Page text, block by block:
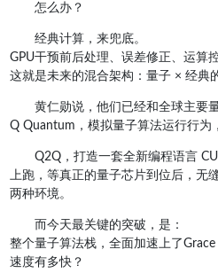
怎么办？
经典计算，来兜底。
GPU干预前后处理、误差修正、运算
这就是未来的混合架构：量子 × 经典
黄仁勋说，他们已经和全球主要
Q Quantum，模拟量子算法运行行为
Q2Q，打造一套全新编程语言
上跑，等真正的量子芯片到位后，无
两种环境。
而今天最关键的突破，是：
整个量子算法栈，全面加速上了Grace
速度有多快？